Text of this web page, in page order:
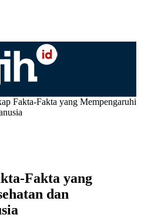
Fakta-Fakta yang Mempengaruhi
Fakta yang
dan